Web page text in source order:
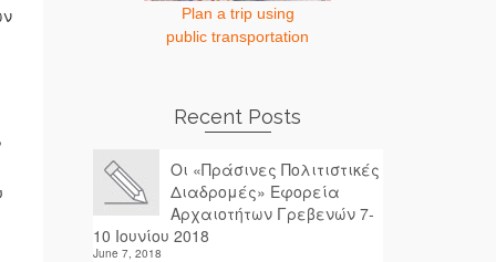
Plan a trip using
public transportation
Recent Posts
Οι «Πράσινες Πολιτιστικές
Διαδρομές» Εφορεία
Αρχαιοτήτων Γρεβενών 7-
10 Ιουνίου 2018
June 7, 2018